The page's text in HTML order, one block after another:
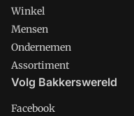
Winkel
Mensen
Ondernemen
Assortiment
Volg Bakkerswereld
Facebook